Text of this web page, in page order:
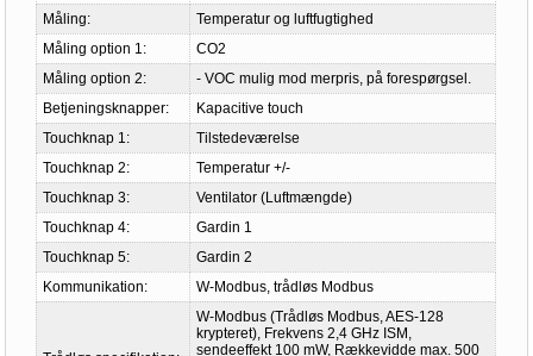
Måling:
Temperatur og luftfugtighed
Måling option 1:
CO2
Måling option 2:
- VOC mulig mod merpris, på forespørgsel.
Betjeningsknapper:
Kapacitive touch
Touchknap 1:
Tilstedeværelse
Touchknap 2:
Temperatur +/-
Touchknap 3:
Ventilator (Luftmængde)
Touchknap 4:
Gardin 1
Touchknap 5:
Gardin 2
Kommunikation:
W-Modbus, trådløs Modbus
W-Modbus (Trådløs Modbus, AES-128
krypteret), Frekvens 2,4 GHz ISM,
sendeeffekt 100 mW, Rækkevidde max. 500